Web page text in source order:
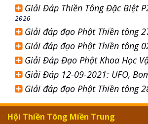
Giải Đáp Thiền Tông Đặc Biệt
2026
Giải đáp đạo Phật Thiền tông
Giải đáp đạo Phật Thiền tông
Giải Đáp Đạo Phật Khoa Học
Giải Đáp 12-09-2021: UFO,
Giải đáp đạo Phật Thiền tông
Hội Thiền Tông Miền Trung